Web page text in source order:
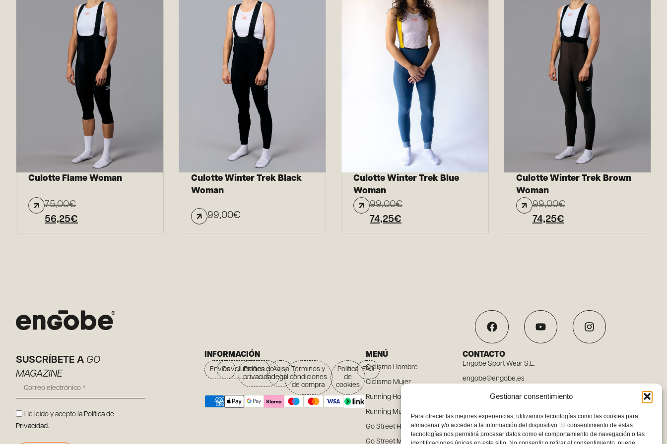
Gestionar consentimiento
Para ofrecer las mejores experiencias, utilizamos tecnologías como las cookies para
almacenar y/o acceder a la información del dispositivo. El consentimiento de estas
tecnologías nos permitirá procesar datos como el comportamiento de navegación o las
Culotte Flame Woman
75,00€
56,25€
Culotte Winter Trek Black
Woman
99,00€
Culotte Winter Trek Blue
Woman
99,00€
74,25€
Culotte Winter Trek Brown
Woman
99,00€
74,25€
SUSCRÍBETE A GO
MAGAZINE
He leído y acepto la Política de
Privacidad.
INFORMACIÓN
EnvíosDevoluciones
Política de
privacidad
Aviso
legal
Términos y
condiciones
de compra
Política
de
cookies
FAQ
MENÚ
Ciclismo Hombre
Ciclismo Mujer
Running Hombre
Running Mujer
Go Street Hombre
Go Street Mujer
CONTACTO
Engobe Sport Wear S.L.
engobe@engobe.es
Tel. 96 110 78 03